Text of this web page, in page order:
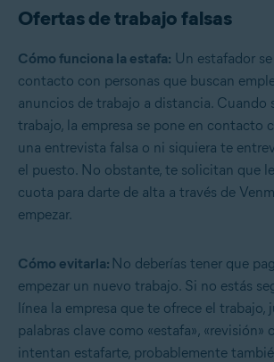
Ofertas de trabajo falsas
Cómo funciona la estafa: Un estafador
contacto con personas que buscan
anuncios de trabajo a distancia. Cuando
trabajo, la empresa se pone en contacto
una entrevista falsa o ni siquiera te
el puesto. No obstante, te solicitan que
cuota para darte de alta a través de
empezar.
Cómo evitarla: No deberías tener que
empezar un nuevo trabajo. Si no estás
línea la empresa que te ofrece el trabajo,
palabras clave como «estafa», «revisión»
intentan estafarte, probablemente